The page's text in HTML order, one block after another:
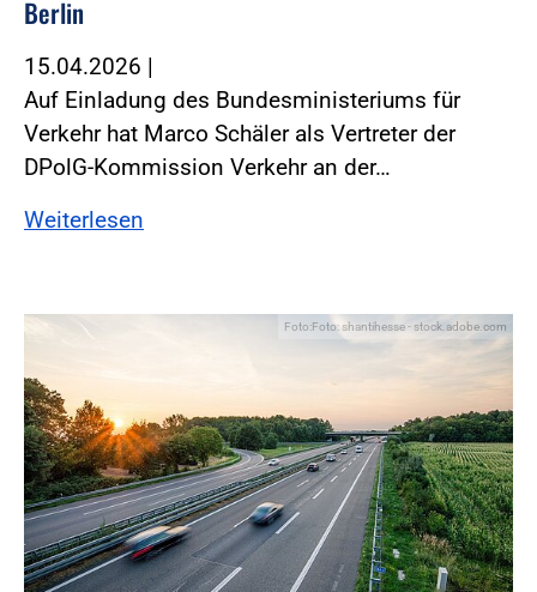
Berlin
15.04.2026 |
Auf Einladung des Bundesministeriums für
Verkehr hat Marco Schäler als Vertreter der
DPolG-Kommission Verkehr an der…
Weiterlesen
Foto:Foto: shantihesse - stock.adobe.com